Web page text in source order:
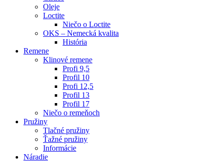
Oleje
Loctite
Niečo o Loctite
OKS – Nemecká kvalita
História
Remene
Klinové remene
Profi 9,5
Profil 10
Profi 12,5
Profil 13
Profil 17
Niečo o remeňoch
Pružiny
Tlačné pružiny
Ťažné pružiny
Informácie
Náradie